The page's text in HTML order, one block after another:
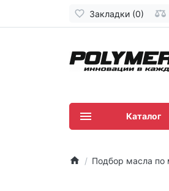
Закладки (0)
Каталог
Подбор масла по